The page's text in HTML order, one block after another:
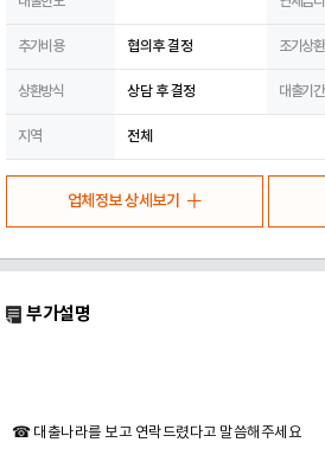
추가비용 협의후 결정 조기상환
상환방식 상담 후 결정 대출기간
지역 전체
업체정보 상세보기
부가설명
☎ 대출나라를 보고 연락드렸다고 말씀해주세요